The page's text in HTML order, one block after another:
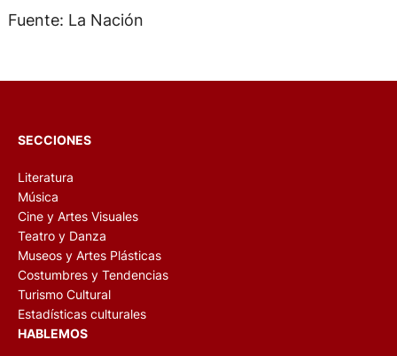
Fuente: La Nación
SECCIONES
Literatura
Música
Cine y Artes Visuales
Teatro y Danza
Museos y Artes Plásticas
Costumbres y Tendencias
Turismo Cultural
Estadísticas culturales
HABLEMOS